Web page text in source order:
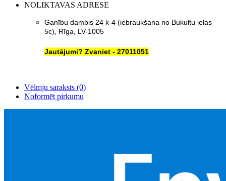
NOLIKTAVAS ADRESE
Ganību dambis 24 k-4 (iebraukšana no Bukultu ielas
5c), Rīga, LV-1005
Jautājumi? Zvaniet - 27011051
Vēlmju saraksts (0)
Noformēt pirkumu